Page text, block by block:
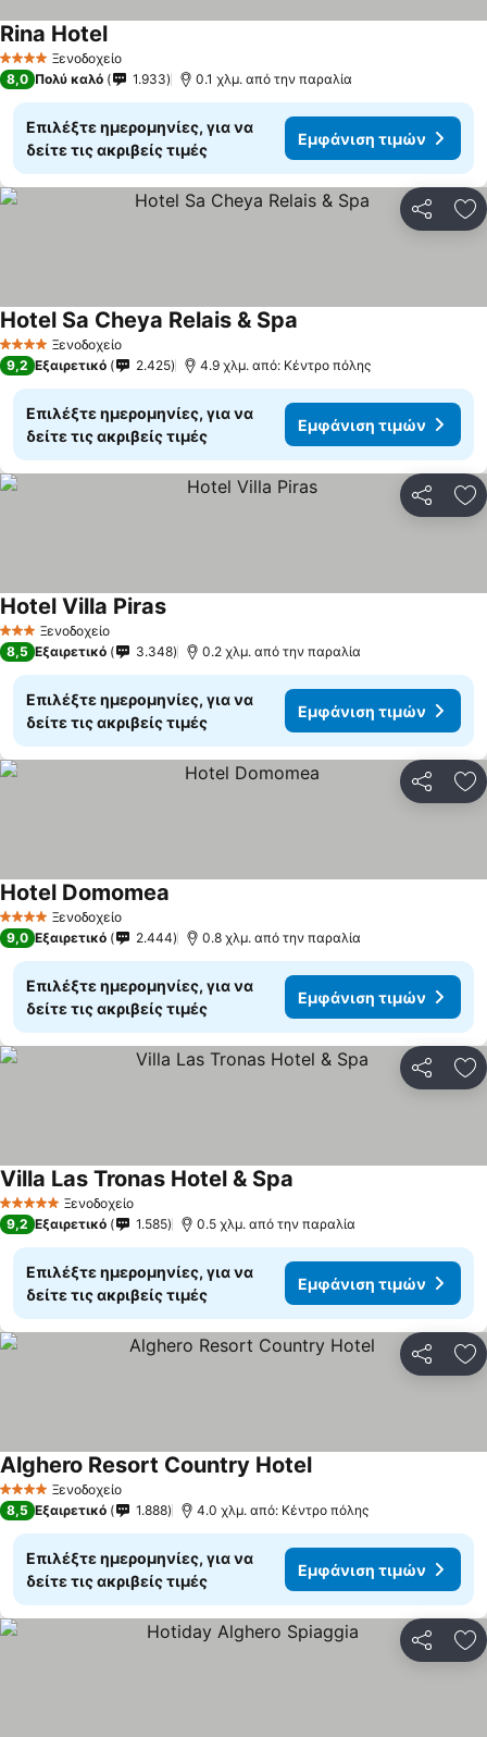
4 ΑστέριαΞενοδοχείο
Rina HotelΕμφάνιση τιμών
8,0 Πολύ καλό 1.933 0.1 χλμ. από την παραλία
Επιλέξτε ημερομηνίες, για να
δείτε τις ακριβείς τιμές
Εμφάνιση τιμών
4 ΑστέριαΞενοδοχείο
Hotel Sa Cheya Relais & Spa
9,2 Εξαιρετικό 2.425 4.9 χλμ. από: Κέντρο πόλης
Επιλέξτε ημερομηνίες, για να
δείτε τις ακριβείς τιμές
Εμφάνιση τιμών
3 ΑστέριαΞενοδοχείο
Hotel Villa PirasΕμφάνιση τιμών
8,5 Εξαιρετικό 3.348 0.2 χλμ. από την παραλία
Επιλέξτε ημερομηνίες, για να
δείτε τις ακριβείς τιμές
Εμφάνιση τιμών
4 ΑστέριαΞενοδοχείο
Hotel Domomea
9,0 Εξαιρετικό 2.444 0.8 χλμ. από την παραλία
Επιλέξτε ημερομηνίες, για να
δείτε τις ακριβείς τιμές
Εμφάνιση τιμών
5 Αστέρια Ξενοδοχείο
Villa Las Tronas Hotel & Spa
9,2 Εξαιρετικό 1.585 0.5 χλμ. από την παραλία
Επιλέξτε ημερομηνίες, για να
δείτε τις ακριβείς τιμές
Εμφάνιση τιμών
4 ΑστέριαΞενοδοχείο
Alghero Resort Country HotelΕμφάνιση τιμών
8,5 Εξαιρετικό 1.888 4.0 χλμ. από: Κέντρο πόλης
Επιλέξτε ημερομηνίες, για να
δείτε τις ακριβείς τιμές
Εμφάνιση τιμών